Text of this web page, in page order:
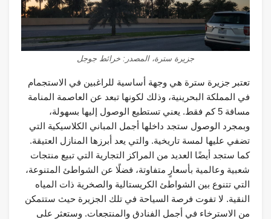
جزيرة سترة، المصدر: خرائط جوجل
تعتبر جزيرة سترة هي وجهة أساسية للراغبين في الاستجمام
في المملكة البحرينية، وذلك لكونها تبعد عن العاصمة المنامة
مسافة 5 كم فقط. يعني تستطيع الوصول إليها بسهولة،
وبمجرد الوصول ستجد داخلها أجمل المباني الكلاسيكية التي
تضفي عليها لمسة تاريخية. والتي يعد أبرزها المنازل العتيقة.
كما ستجد أيضًا العديد من المراكز التجارية التي تبيع منتجات
شعبية وعالمية بأسعارٍ متفاوتة، فضلًا عن الشواطئ المتنوعة،
التي تتنوع بين الشواطئ الكريستالية والصخرية ذات المياه
النقية. لا تفوت فرصة السياحة في تلك الجزيرة حيث ستتمكن
من الاسترخاء في أجمل الفنادق والمنتجعات. وستعثر على